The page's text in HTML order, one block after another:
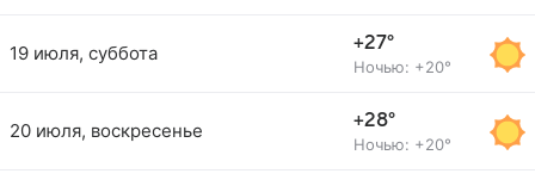
19 июля, суббота +27°
Ночью: +20°
20 июля, воскресенье +28°
Ночью: +20°